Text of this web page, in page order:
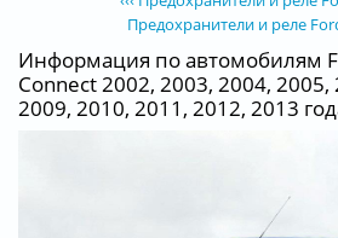
Предохранители и реле Ford
Информация по автомобилям
Connect 2002, 2003, 2004, 2005,
2009, 2010, 2011, 2012, 2013